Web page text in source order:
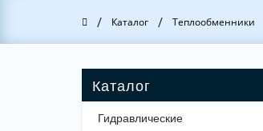
Главная
/ Каталог / Теплообменники
Гидравлические